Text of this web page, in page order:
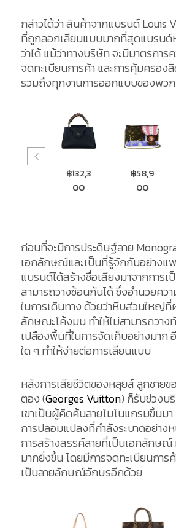
กล่าวได้ว่า สินค้าจากแบรนด์ Louis
ที่ถูกลอกเลียนแบบมากที่สุดแบรนด์
ว่าได้ แม้ว่าทางบริษัท จะมีมาตรการ
จดทะเบียนการค้า และการคุ้มครอง
รวมถึงทุกงานการออกแบบของพวก
฿132,3
00
฿58,9
00
ก่อนที่จะมีการประดิษฐ์ลาย
เอกลักษณ์และเป็นที่รู้จักกันอย่างแ
แบรนด์ได้สร้างชื่อเสียงมาจากการ
สามารถวางซ้อนกันได้ ซึ่งอำนวยคว
ในการเดินทาง ด้วยว่าหีบส่วนใหญ่
ลักษณะโค้งมน ทำให้ไม่สามารถวาง
เปลืองพื้นที่ในการจัดเก็บอย่างมาก
ใด ๆ ทำให้ง่ายต่อการเลียนแบบ
หลังการเสียชีวิตของหลุยส์ ลูกชายข
ตอง (Georges Vuitton) ก็รับช่วงบ
เขาเป็นผู้คิดค้นลายโมโนแกรมขึ้น
การปลอมแปลงที่กำลังระบาดอย่าง
การสร้างสรรค์ลายที่เป็นเอกลักษณ์
มากยิ่งขึ้น โดยมีการจดทะเบียนการ
เป็นลายลักษณ์อักษรอีกด้วย